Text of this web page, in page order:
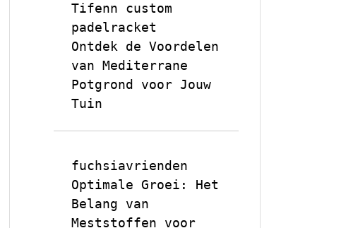
Tifenn custom
padelracket
Ontdek de Voordelen
van Mediterrane
Potgrond voor Jouw
Tuin
fuchsiavrienden
Optimale Groei: Het
Belang van
Meststoffen voor